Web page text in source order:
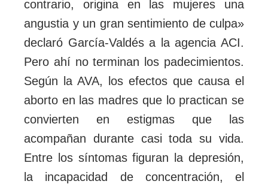
contrario, origina en las mujeres una
angustia y un gran sentimiento de culpa»
declaró García-Valdés a la agencia ACI.
Pero ahí no terminan los padecimientos.
Según la AVA, los efectos que causa el
aborto en las madres que lo practican se
convierten en estigmas que las
acompañan durante casi toda su vida.
Entre los síntomas figuran la depresión,
la incapacidad de concentración, el